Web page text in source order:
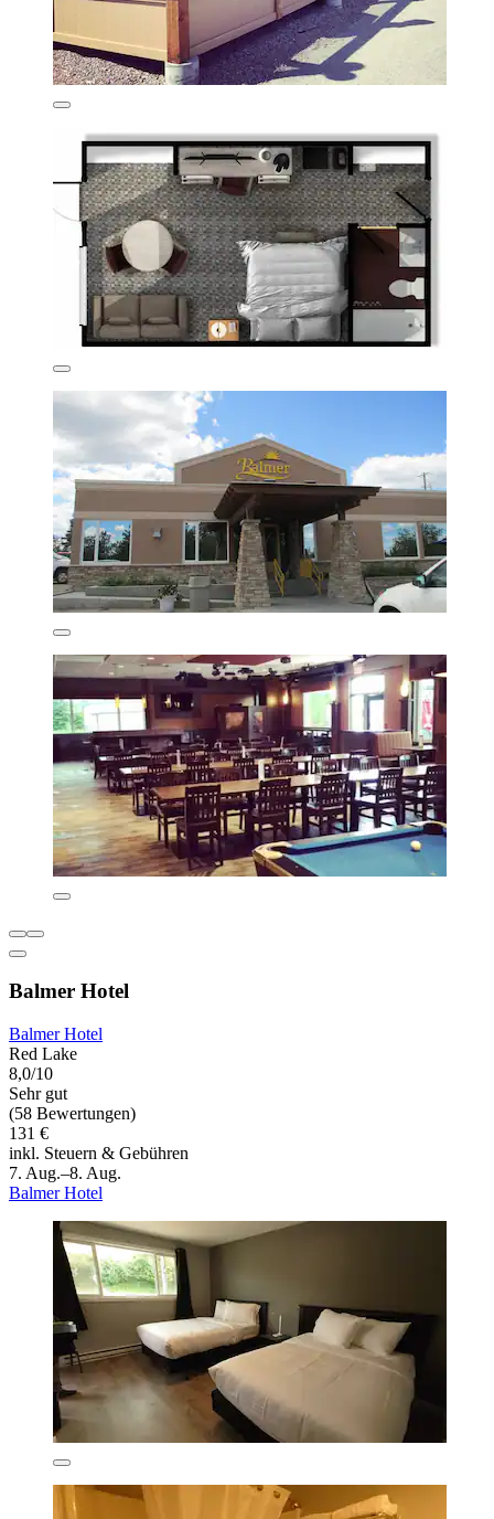
Balmer Hotel
Balmer Hotel
Red Lake
8,0/10
Sehr gut
(58 Bewertungen)
131 €
inkl. Steuern & Gebühren
7. Aug.–8. Aug.
Balmer Hotel